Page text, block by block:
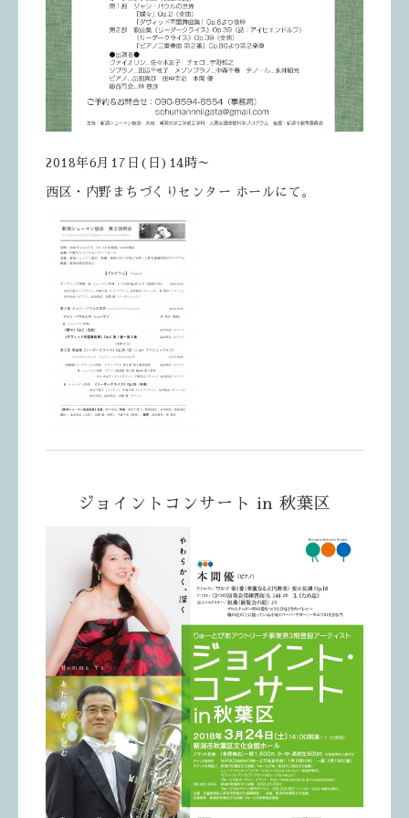
2018年6月17日(日)14時～
西区・内野まちづくりセンター ホールにて。
ジョイントコンサート in 秋葉区